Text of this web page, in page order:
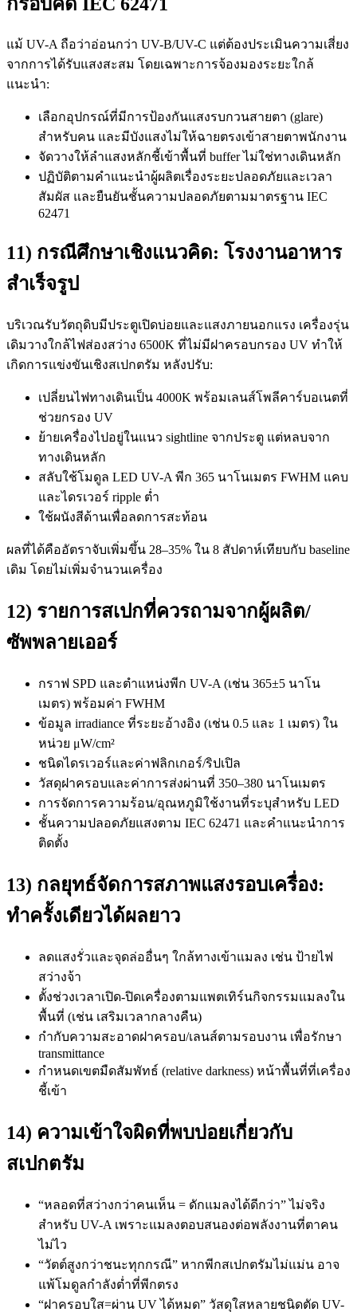
แม้ UV-A ถือว่าอ่อนกว่า UV-B/UV-C แต่ต้องประเมินความเสี่ยง
จากการได้รับแสงสะสม โดยเฉพาะการจ้องมองระยะใกล้
แนะนำ:
เลือกอุปกรณ์ที่มีการป้องกันแสงรบกวนสายตา (glare)
สำหรับคน และมีบังแสงไม่ให้ฉายตรงเข้าสายตาพนักงาน
จัดวางให้ลำแสงหลักชี้เข้าพื้นที่ buffer ไม่ใช่ทางเดินหลัก
ปฏิบัติตามคำแนะนำผู้ผลิตเรื่องระยะปลอดภัยและเวลา
สัมผัส และยืนยันชั้นความปลอดภัยตามมาตรฐาน IEC
62471
11) กรณีศึกษาเชิงแนวคิด: โรงงานอาหาร
สำเร็จรูป
บริเวณรับวัตถุดิบมีประตูเปิดบ่อยและแสงภายนอกแรง เครื่องรุ่น
เดิมวางใกล้ไฟส่องสว่าง 6500K ที่ไม่มีฝาครอบกรอง UV ทำให้
เกิดการแข่งขันเชิงสเปกตรัม หลังปรับ:
เปลี่ยนไฟทางเดินเป็น 4000K พร้อมเลนส์โพลีคาร์บอเนตที่
ช่วยกรอง UV
ย้ายเครื่องไปอยู่ในแนว sightline จากประตู แต่หลบจาก
ทางเดินหลัก
สลับใช้โมดูล LED UV-A พีก 365 นาโนเมตร FWHM แคบ
และไดรเวอร์ ripple ต่ำ
ใช้ผนังสีด้านเพื่อลดการสะท้อน
ผลที่ได้คืออัตราจับเพิ่มขึ้น 28–35% ใน 8 สัปดาห์เทียบกับ baseline
เดิม โดยไม่เพิ่มจำนวนเครื่อง
12) รายการสเปกที่ควรถามจากผู้ผลิต/
ซัพพลายเออร์
กราฟ SPD และตำแหน่งพีก UV-A (เช่น 365±5 นาโน
เมตร) พร้อมค่า FWHM
ข้อมูล irradiance ที่ระยะอ้างอิง (เช่น 0.5 และ 1 เมตร) ใน
หน่วย μW/cm²
ชนิดไดรเวอร์และค่าฟลิกเกอร์/ริปเปิล
วัสดุฝาครอบและค่าการส่งผ่านที่ 350–380 นาโนเมตร
การจัดการความร้อน/อุณหภูมิใช้งานที่ระบุสำหรับ LED
ชั้นความปลอดภัยแสงตาม IEC 62471 และคำแนะนำการ
ติดตั้ง
13) กลยุทธ์จัดการสภาพแสงรอบเครื่อง:
ทำครั้งเดียวได้ผลยาว
ลดแสงรั่วและจุดล่ออื่นๆ ใกล้ทางเข้าแมลง เช่น ป้ายไฟ
สว่างจ้า
ตั้งช่วงเวลาเปิด-ปิดเครื่องตามแพตเทิร์นกิจกรรมแมลงใน
พื้นที่ (เช่น เสริมเวลากลางคืน)
กำกับความสะอาดฝาครอบ/เลนส์ตามรอบงาน เพื่อรักษา
transmittance
กำหนดเขตมืดสัมพัทธ์ (relative darkness) หน้าพื้นที่ที่เครื่อง
ชี้เข้า
14) ความเข้าใจผิดที่พบบ่อยเกี่ยวกับ
สเปกตรัม
“หลอดที่สว่างกว่าคนเห็น = ดักแมลงได้ดีกว่า” ไม่จริง
สำหรับ UV-A เพราะแมลงตอบสนองต่อพลังงานที่ตาคน
ไม่ไว
“วัตต์สูงกว่าชนะทุกกรณี” หากพีกสเปกตรัมไม่แม่น อาจ
แพ้โมดูลกำลังต่ำที่พีกตรง
“ฝาครอบใส=ผ่าน UV ได้หมด” วัสดุใสหลายชนิดตัด UV-